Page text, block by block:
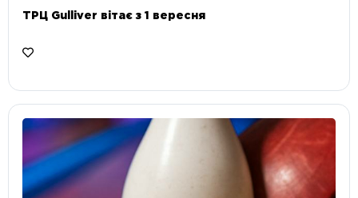
ТРЦ Gulliver вітає з 1 вересня